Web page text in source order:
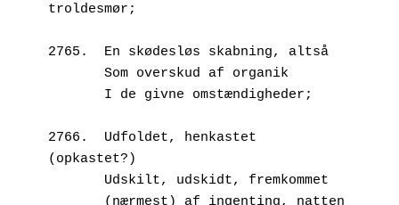
troldesmør;
2765.  En skødesløs skabning, altså
       Som overskud af organik
       I de givne omstændigheder;
2766.  Udfoldet, henkastet
(opkastet?)
       Udskilt, udskidt, fremkommet